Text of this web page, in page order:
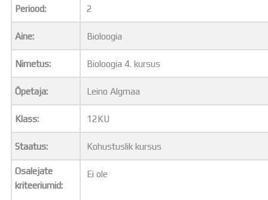
Koorilaul
ÕPPETÖÖ
Tunniplaan
Aastaplaan
Õppekava
Ainepassid
Huviringid
Õpilastööd (UPT)
Distantsõpe
Projektid
ÜLDINFO
Sisseastumine
Periood: 2
Aine: Bioloogia
Nimetus: Bioloogia 4. kursus
Õpetaja: Leino Algmaa
Klass: 12KU
Staatus: Kohustuslik kursus
Osalejate
kriteeriumid:
Ei ole